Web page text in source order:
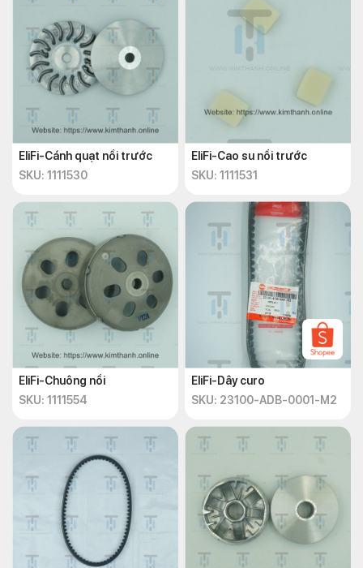
EliFi-Cánh quạt nồi trước
SKU: 1111530
EliFi-Cao su nồi trước
SKU: 1111531
EliFi-Chuông nồi
SKU: 1111554
EliFi-Dây curo
SKU: 23100-ADB-0001-M2